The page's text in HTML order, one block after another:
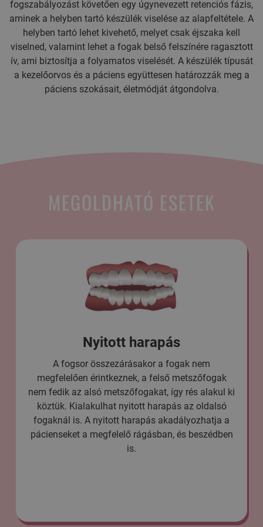
fogszabályozást követően egy úgynevezett retenciós fázis,
aminek a helyben tartó készülék viselése az alapfeltétele. A
helyben tartó lehet kivehető, melyet csak éjszaka kell
viselned, valamint lehet a fogak belső felszínére ragasztott
ív, ami biztosítja a folyamatos viselését. A készülék típusát
a kezelőorvos és a páciens együttesen határozzák meg a
páciens szokásait, életmódját átgondolva.
MEGOLDHATÓ ESETEK
Mélyharapás
Mélyharapásnál a felső metszőfogak a kelleténél
jobban fedik az alsó metszőfogakat. Az alsó
metszőfogak élei gyakran hozzáérnek a
szájpadláshoz, ami íny visszahúzódáshoz, és
irritációhoz vezethet. A lakosság 70% – nak
valamilyen fokú mélyharapása van.